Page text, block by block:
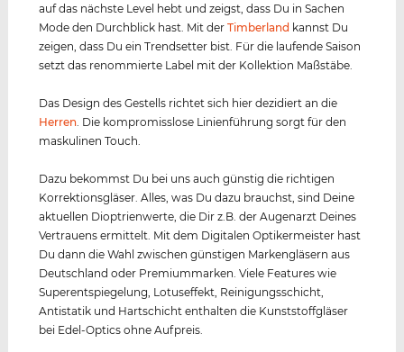
auf das nächste Level hebt und zeigst, dass Du in Sachen
Mode den Durchblick hast. Mit derTimberland kannst Du
zeigen, dass Du ein Trendsetter bist. Für die laufende Saison
setzt das renommierte Label mit der Kollektion Maßstäbe.
Das Design des Gestells richtet sich hier dezidiert an die
Herren . Die kompromisslose Linienführung sorgt für den
maskulinen Touch.
Dazu bekommst Du bei uns auch günstig die richtigen
Korrektionsgläser. Alles, was Du dazu brauchst, sind Deine
aktuellen Dioptrienwerte, die Dir z.B. der Augenarzt Deines
Vertrauens ermittelt. Mit dem Digitalen Optikermeister hast
Du dann die Wahl zwischen günstigen Markengläsern aus
Deutschland oder Premiummarken. Viele Features wie
Superentspiegelung, Lotuseffekt, Reinigungsschicht,
Antistatik und Hartschicht enthalten die Kunststoffgläser
bei Edel-Optics ohne Aufpreis.